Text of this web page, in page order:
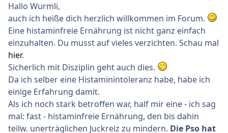
Hallo Wurmli,
auch ich heiße dich herzlich willkommen im Forum.
Eine histaminfreie Ernährung ist nicht ganz einfach
einzuhalten. Du musst auf vieles verzichten. Schau mal
hier.
Sicherlich mit Disziplin geht auch dies.
Da ich selber eine Histaminintoleranz habe, habe ich
einige Erfahrung damit.
Als ich noch stark betroffen war, half mir eine - ich sag
mal: fast - histaminfreie Ernährung, den bis dahin
teilw. unerträglichen Juckreiz zu mindern. Die Pso hat